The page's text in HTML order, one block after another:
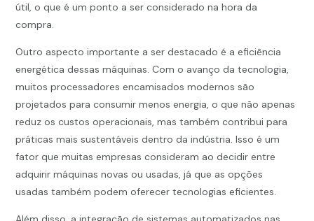
útil, o que é um ponto a ser considerado na hora da
compra.
Outro aspecto importante a ser destacado é a eficiência
energética dessas máquinas. Com o avanço da tecnologia,
muitos processadores encamisados modernos são
projetados para consumir menos energia, o que não apenas
reduz os custos operacionais, mas também contribui para
práticas mais sustentáveis dentro da indústria. Isso é um
fator que muitas empresas consideram ao decidir entre
adquirir máquinas novas ou usadas, já que as opções
usadas também podem oferecer tecnologias eficientes.